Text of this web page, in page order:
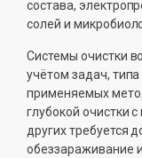
состава,
солей и
Системы очистки
учётом задач,
применяемых
глубокой очистки
других требуется
обеззараживание